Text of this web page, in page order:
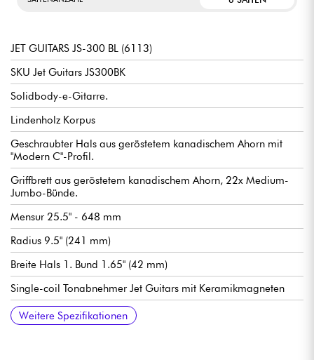
JET GUITARS JS-300 BL (6113)
SKU Jet Guitars JS300BK
Solidbody-e-Gitarre.
Lindenholz Korpus
Geschraubter Hals aus geröstetem kanadischem Ahorn mit
"Modern C"-Profil.
Griffbrett aus geröstetem kanadischem Ahorn, 22x Medium-
Jumbo-Bünde.
Mensur 25.5" - 648 mm
Radius 9.5" (241 mm)
Breite Hals 1. Bund 1.65" (42 mm)
Single-coil Tonabnehmer Jet Guitars mit Keramikmagneten
Allgemeine Lautstärke
Allgemeiner Ton
Tonabnehmerwahlschalter mit 5 Positionen
Traditioneller Steg/Vibrato Jet Guitars
Jet Guitars stimmmechaniken mit Locking-Mechaniken.
Sattel aus Knochen
Hochglanz Korpus Finish
Hals hochglanzpoliert
Empfohlene Saitenstärken (Standard-Stimmung): 9.42, 9.46
Weitere Spezifikationen